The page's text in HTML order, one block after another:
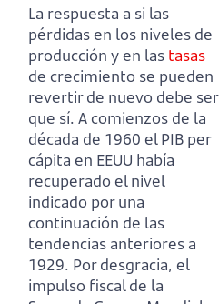
La respuesta a si las
pérdidas en los niveles de
producción y en las tasas
de crecimiento se pueden
revertir de nuevo debe ser
que sí. A comienzos de la
década de 1960 el PIB per
cápita en EEUU había
recuperado el nivel
indicado por una
continuación de las
tendencias anteriores a
1929. Por desgracia, el
impulso fiscal de la